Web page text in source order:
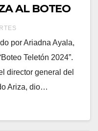
AL BOTEO
por Ariadna Ayala,
Teletón 2024”.
director general del
Ariza, dio…